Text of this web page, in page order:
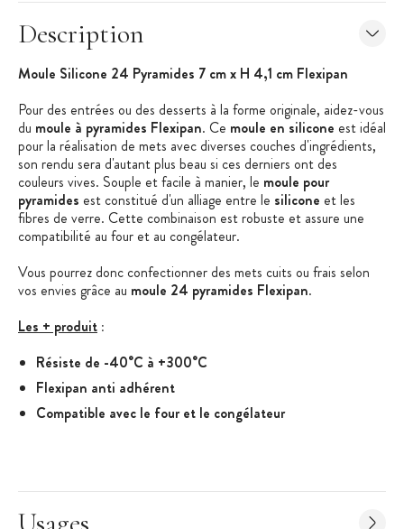
Description
Moule Silicone 24 Pyramides 7 cm x H 4,1 cm Flexipan
Pour des entrées ou des desserts à la forme originale, aidez-vous
du moule à pyramides Flexipan. Ce moule en silicone est idéal
pour la réalisation de mets avec diverses couches d'ingrédients,
son rendu sera d'autant plus beau si ces derniers ont des
couleurs vives. Souple et facile à manier, le moule pour
pyramides est constitué d'un alliage entre le silicone et les
fibres de verre. Cette combinaison est robuste et assure une
compatibilité au four et au congélateur.
Vous pourrez donc confectionner des mets cuits ou frais selon
vos envies grâce au moule 24 pyramides Flexipan.
Les + produit :
Résiste de -40°C à +300°C
Flexipan anti adhérent
Compatible avec le four et le congélateur
Moule à pyramides
Forme : pyramide